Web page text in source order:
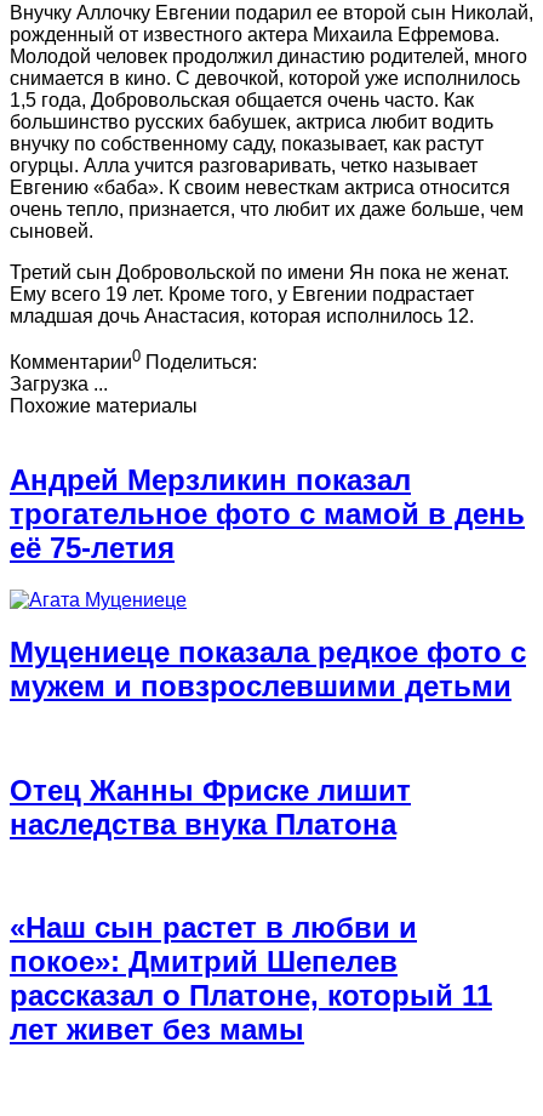
Внучку Аллочку Евгении подарил ее второй сын Николай,
рожденный от известного актера Михаила Ефремова.
Молодой человек продолжил династию родителей, много
снимается в кино. С девочкой, которой уже исполнилось
1,5 года, Добровольская общается очень часто. Как
большинство русских бабушек, актриса любит водить
внучку по собственному саду, показывает, как растут
огурцы. Алла учится разговаривать, четко называет
Евгению «баба». К своим невесткам актриса относится
очень тепло, признается, что любит их даже больше, чем
сыновей.
Третий сын Добровольской по имени Ян пока не женат.
Ему всего 19 лет. Кроме того, у Евгении подрастает
младшая дочь Анастасия, которая исполнилось 12.
Комментарии0 Поделиться:
Загрузка ...
Похожие материалы
Андрей Мерзликин показал
трогательное фото с мамой в день
её 75-летия
Муцениеце показала редкое фото с
мужем и повзрослевшими детьми
Отец Жанны Фриске лишит
наследства внука Платона
«Наш сын растет в любви и
покое»: Дмитрий Шепелев
рассказал о Платоне, который 11
лет живет без мамы